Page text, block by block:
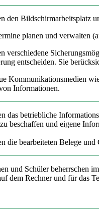
den Bildschirmarbeitsplatz
planen und verwalten
verschiedene
entscheiden. Sie
Kommunikationsmedien
Informationen.
das betriebliche
beschaffen und eigene
die bearbeiteten Belege
und Schüler beherrschen
dem Rechner und für das